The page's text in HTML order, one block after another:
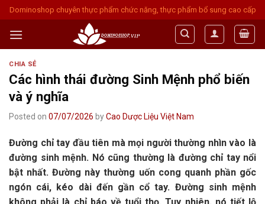
Skip
to
content
Dominoshop chuyên thực phẩm chức năng, thực phẩm bổ sung cao cấp
CHIA SẺ
Các hình thái đường Sinh Mệnh phổ biến
và ý nghĩa
Posted on 07/07/2026 byCao Dược Liệu Việt Nam
Đường chỉ tay đầu tiên mà mọi người thường nhìn vào là
đường sinh mệnh. Nó cũng thường là đường chỉ tay nổi
bật nhất. Đường này thường uốn cong quanh phần gốc
ngón cái, kéo dài đến gần cổ tay. Đường sinh mệnh